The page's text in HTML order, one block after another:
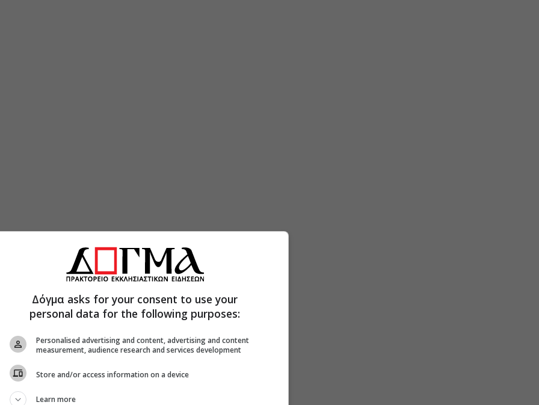
διάλογο με τις κατασκηνώτριες επί
και στην συνέχεια ο Ποιμενάρχης μας
στα στελέχη και σε όλα τα κορίτσια ως
πνευματικό βιβλίο, καθώς και από ένα
και την μορφή του Αετού της
των κατασκηνωτριών είπαν δυνατά τα
Δόγμα asks for your consent to use your
personal data for the following purposes:
Personalised advertising and content, advertising and content
measurement, audience research and services development
Store and/or access information on a device
Learn more